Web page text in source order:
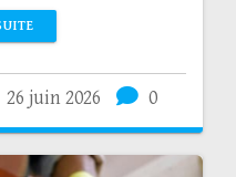
26 juin 2026 0